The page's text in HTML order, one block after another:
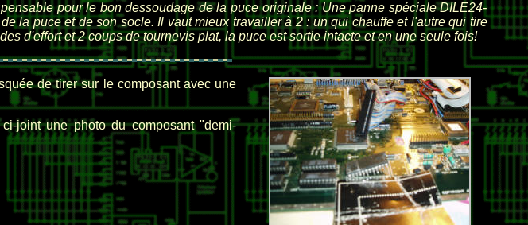
pour le bon dessoudage de la puce originale : Une panne spéciale DILE24-
la puce et de son socle. Il vaut mieux travailler à 2 : un qui chauffe et l'autre qui tire
d'effort et 2 coups de tournevis plat, la puce est sortie intacte et en une seule fois!
de tirer sur le composant avec une
joint une photo du composant "demi-